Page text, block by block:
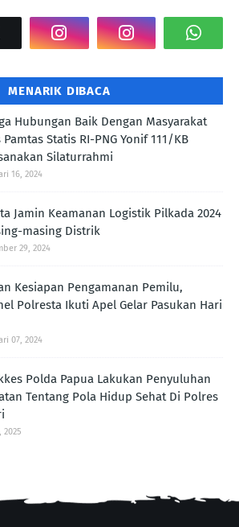
MENARIK DIBACA
Hubungan Baik Dengan Masyarakat
Pamtas Statis RI-PNG Yonif 111/KB
Silaturrahmi
16, 2024
Jamin Keamanan Logistik Pilkada 2024
masing Distrik
29, 2024
Kesiapan Pengamanan Pemilu,
Polresta Ikuti Apel Gelar Pasukan Hari
07, 2024
Polda Papua Lakukan Penyuluhan
Tentang Pola Hidup Sehat Di Polres
2025